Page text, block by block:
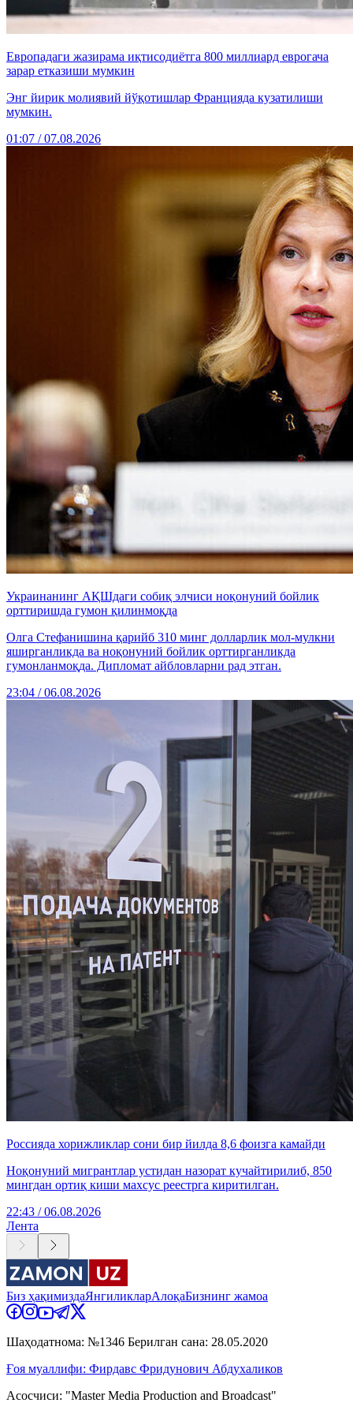
Европадаги жазирама иқтисодиётга 800 миллиард еврогача
зарар етказиши мумкин
Энг йирик молиявий йўқотишлар Францияда кузатилиши
мумкин.
01:07 / 07.08.2026
Украинанинг АҚШдаги собиқ элчиси ноқонуний бойлик
орттиришда гумон қилинмоқда
Олга Стефанишина қарийб 310 минг долларлик мол-мулкни
яширганликда ва ноқонуний бойлик орттирганликда
гумонланмоқда. Дипломат айбловларни рад этган.
23:04 / 06.08.2026
Россияда хорижликлар сони бир йилда 8,6 фоизга камайди
Ноқонуний мигрантлар устидан назорат кучайтирилиб, 850
мингдан ортиқ киши махсус реестрга киритилган.
22:43 / 06.08.2026
Лента
Биз ҳақимиздаЯнгиликларАлоқаБизнинг жамоа
Шаҳодатнома: №1346 Берилган сана: 28.05.2020
Ғоя муаллифи: Фирдавс Фридунович Абдухаликов
Асосчиси: "Master Media Production and Broadcast"